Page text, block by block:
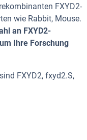
FXYD2-
wie Rabbit, Mouse.
an FXYD2-
Ihre Forschung
FXYD2, fxyd2.S,